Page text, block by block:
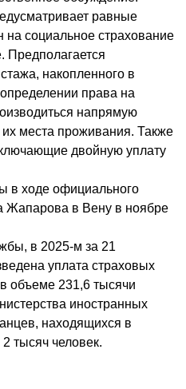
равные
на социальное страхование
Предполагается
накопленного в
права на
напрямую
места проживания. Также
двойную уплату
в ходе официального
Жапарова в Вену в ноябре
в 2025-м за 21
уплата страховых
объеме 231,6 тысячи
иностранных
находящихся в
тысяч человек.